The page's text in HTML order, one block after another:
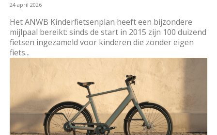
24 april 2026
Het ANWB Kinderfietsenplan heeft een bijzondere
mijlpaal bereikt: sinds de start in 2015 zijn 100 duizend
fietsen ingezameld voor kinderen die zonder eigen
fiets...